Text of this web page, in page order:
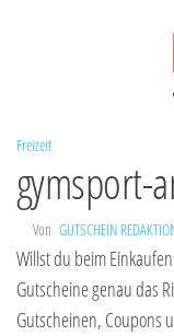
Freizeit
gymsport-
Von GUTSCHEIN
Willst du beim
Gutscheine genau das
Gutscheinen, Coupons